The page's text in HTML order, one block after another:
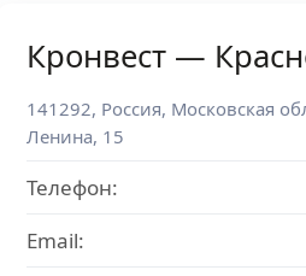
Кронвест —
141292, Россия, Московская
Ленина, 15
Телефон:
Email: